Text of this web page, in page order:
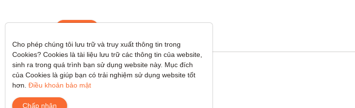
Cho phép chúng tôi lưu trữ và truy xuất thông tin trong
Cookies? Cookies là tài liệu lưu trữ các thông tin của website,
sinh ra trong quá trình bạn sử dụng website này. Mục đích
của Cookies là giúp bạn có trải nghiệm sử dụng website tốt
hơn. Điều khoản bảo mật
Chấp nhận